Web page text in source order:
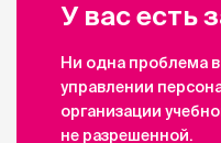
У вас есть
Ни одна проблема
управлении
организации
не разрешенной.